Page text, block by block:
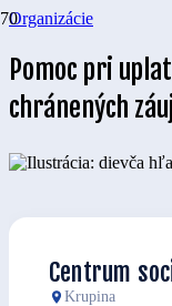
Organizácie
Pomoc pri
chránených
Centrum
Krupina